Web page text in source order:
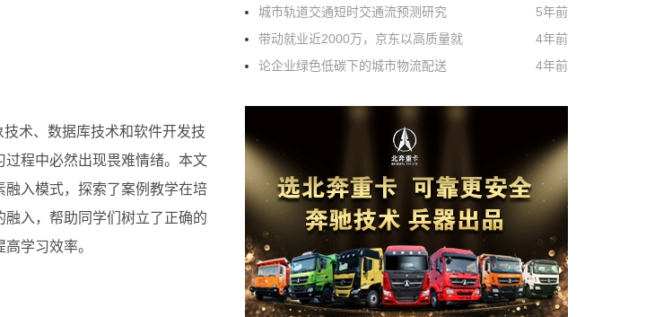
术、数据库技术和软件开发技
程中必然出现畏难情绪。本文
入模式，探索了案例教学在培
入，帮助同学们树立了正确的
学习效率。
城市轨道交通短时交通流预测研究
5年前
带动就业近2000万，京东以高质量就
4年前
论企业绿色低碳下的城市物流配送
4年前